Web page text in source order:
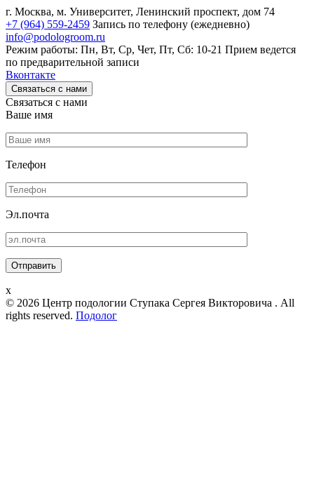
г. Москва, м. Университет, Ленинский проспект, дом 74
+7 (964) 559-2459 Запись по телефону (ежедневно)
info@podologroom.ru
Режим работы: Пн, Вт, Ср, Чет, Пт, Сб: 10-21 Прием ведется
по предварительной записи
Вконтакте
Связаться с нами
Связаться с нами
Ваше имя
Телефон
Эл.почта
x
© 2026 Центр подологии Ступака Сергея Викторовича . All
rights reserved. Подолог